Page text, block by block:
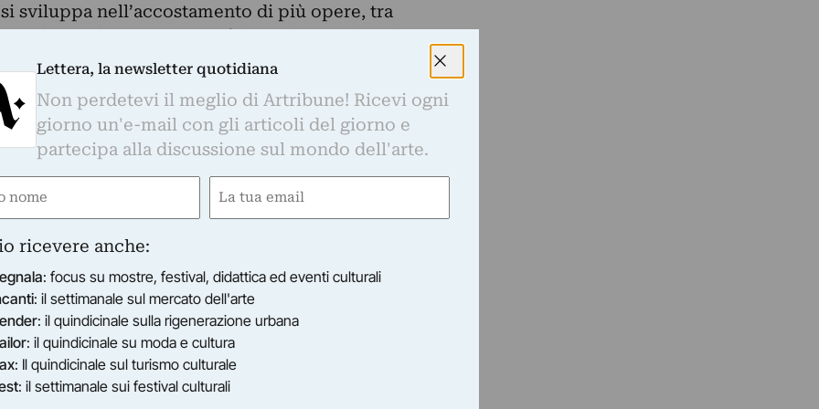
sviluppa nell’accostamento di più opere, tra
a vivere singolarmente - è la scultura a dare il
Particolarmente interessante è la
il cui intento è quello di diffondere, con
singole “lettere”, lo spirito che l’ha animata,
oltre l’opera in sé, l’amicizia che sta
si faccia palpabile, parte del ricavato
mostra sarà devoluto, nel ricordo di Patrizia,
di Milano.
17 dicembre, a partire dalle ore 18.30,
al 3 marzo 2011 da martedì a sabato, dalle
Napoli nel 1945. Nel 1971 si trasferisce a
esperienze espositive.
“Italiana Nuova Immagine” Loggetta
Lettera, la newsletter quotidiana
Non perdetevi il meglio di Artribune! Ricevi ogni
giorno un'e-mail con gli articoli del giorno e
partecipa alla discussione sul mondo dell'arte.
Email
ricevere anche:
: focus su mostre, festival, didattica ed eventi culturali
: il settimanale sul mercato dell'arte
: il quindicinale sulla rigenerazione urbana
: il quindicinale su moda e cultura
: Il quindicinale sul turismo culturale
: il settimanale sui festival culturali